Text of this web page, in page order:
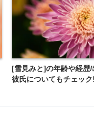
[雪見みと]の年齢や経歴
彼氏についてもチェッ